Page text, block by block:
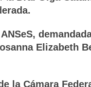
ANSeS,
Elizabeth
la Cámara